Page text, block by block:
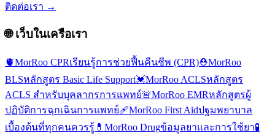
ติดต่อเรา →
🌐 เว็บในเครือเรา
🫀MorRoo CPRเรียนรู้การช่วยฟื้นคืนชีพ (CPR)⛑️MorRoo
BLSหลักสูตร Basic Life Support💓MorRoo ACLSหลักสูตร
ACLS สำหรับบุคลากรการแพทย์🚨MorRoo EMRหลักสูตรผู้
ปฏิบัติการฉุกเฉินการแพทย์🩹MorRoo First Aidปฐมพยาบาล
เบื้องต้นที่ทุกคนควรรู้ 💊 MorRoo Drugข้อมูลยาและการใช้ยา🧪